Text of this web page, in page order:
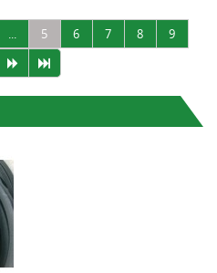
... 5 6 7 8
9